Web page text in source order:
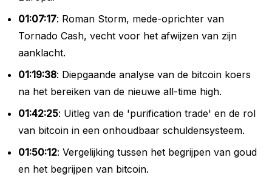
01:07:17: Roman Storm, mede-oprichter van
Tornado Cash, vecht voor het afwijzen van zijn
aanklacht.
01:19:38: Diepgaande analyse van de bitcoin koers
na het bereiken van de nieuwe all-time high.
01:42:25: Uitleg van de 'purification trade' en de rol
van bitcoin in een onhoudbaar schuldensysteem.
01:50:12: Vergelijking tussen het begrijpen van goud
en het begrijpen van bitcoin.